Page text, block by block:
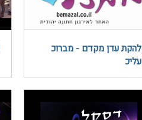
להקת עדן מקדם - מברוכ
עליכ